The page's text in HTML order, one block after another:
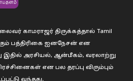
காமராஜர் திருக்கத்தால் Tamil
பத்திரிகை ஐனநேசன் என
இதில் அரசியல், ஆன்மீகம், வரலாற்று
என பல தரப்பு விரும்பும்